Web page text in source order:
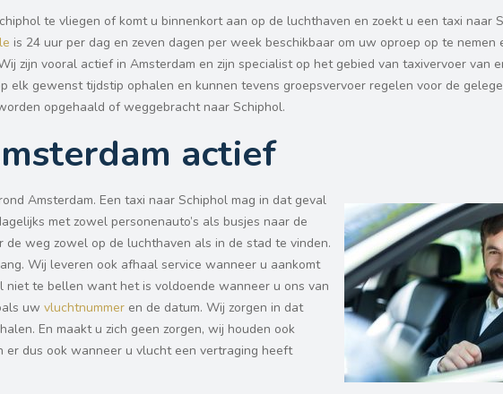
te vliegen of komt u binnenkort aan op de luchthaven en zoekt u een taxi naar
is 24 uur per dag en zeven dagen per week beschikbaar om uw oproep op te nemen
zijn vooral actief in Amsterdam en zijn specialist op het gebied van taxivervoer van
elk gewenst tijdstip ophalen en kunnen tevens groepsvervoer regelen voor de
opgehaald of weggebracht naar Schiphol.
actief
Amsterdam. Een taxi naar Schiphol mag in dat geval
met zowel personenauto’s als busjes naar de
weg zowel op de luchthaven als in de stad te vinden.
Wij leveren ook afhaal service wanneer u aankomt
niet te bellen want het is voldoende wanneer u ons van
uwvluchtnummer en de datum. Wij zorgen in dat
En maakt u zich geen zorgen, wij houden ook
er dus ook wanneer u vlucht een vertraging heeft